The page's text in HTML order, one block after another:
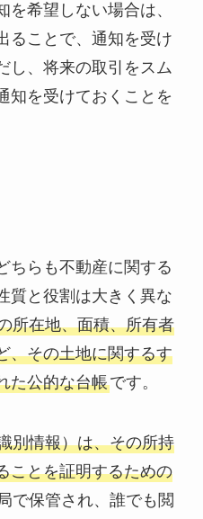
希望しない場合は、
ることで、通知を受け
し、将来の取引をスム
知を受けておくことを
ちらも不動産に関する
質と役割は大きく異な
所在地、面積、所有者
、その土地に関するす
た公的な台帳です。
別情報）は、その所持
ことを証明するための
で保管され、誰でも閲